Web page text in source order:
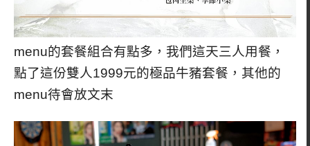
menu的套餐組合有點多，我們這天三人用餐，
點了這份雙人1999元的極品牛豬套餐，其他的
menu待會放文末